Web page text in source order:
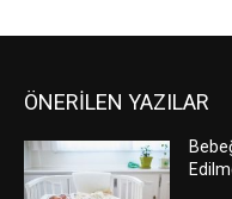
ÖNERİLEN YAZILAR